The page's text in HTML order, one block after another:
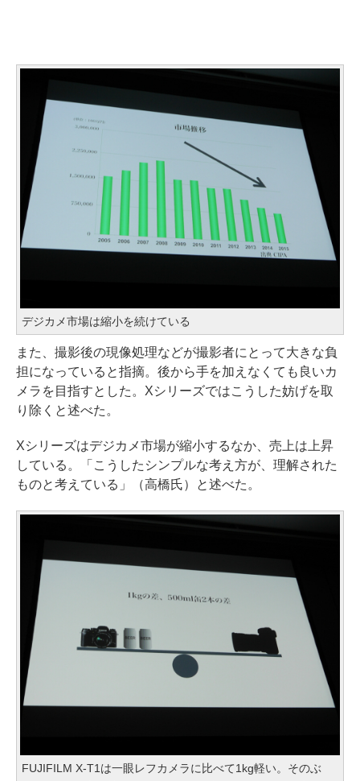
デジカメ市場は縮小を続けている
また、撮影後の現像処理などが撮影者にとって大きな負
担になっていると指摘。後から手を加えなくても良いカ
メラを目指すとした。Xシリーズではこうした妨げを取
り除くと述べた。
Xシリーズはデジカメ市場が縮小するなか、売上は上昇
している。「こうしたシンプルな考え方が、理解された
ものと考えている」（高橋氏）と述べた。
FUJIFILM X-T1は一眼レフカメラに比べて1kg軽い。そのぶ